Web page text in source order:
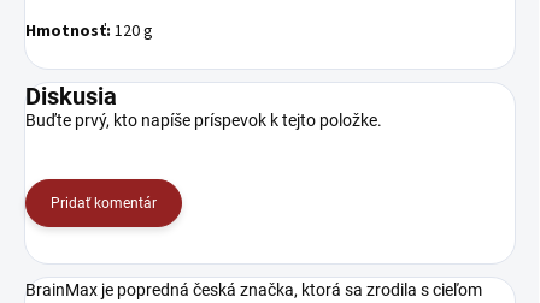
Hmotnosť: 120 g
Diskusia
Buďte prvý, kto napíše príspevok k tejto položke.
Pridať komentár
BrainMax je popredná česká značka, ktorá sa zrodila s cieľom